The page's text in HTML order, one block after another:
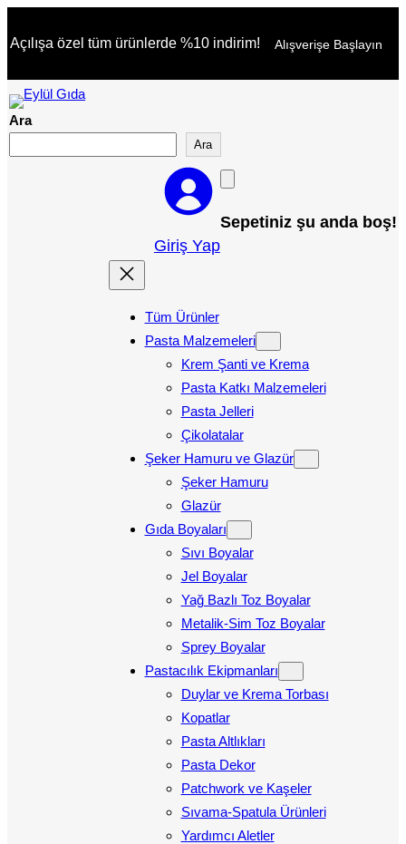
geç
Açılışa özel tüm ürünlerde %10 indirim! Alışverişe Başlayın
Ara
Ara
Giriş Yap
Sepetiniz şu anda boş!
Tüm Ürünler
Pasta Malzemeleri
Krem Şanti ve Krema
Pasta Katkı Malzemeleri
Pasta Jelleri
Çikolatalar
Şeker Hamuru ve Glazür
Şeker Hamuru
Glazür
Gıda Boyaları
Sıvı Boyalar
Jel Boyalar
Yağ Bazlı Toz Boyalar
Metalik-Sim Toz Boyalar
Sprey Boyalar
Pastacılık Ekipmanları
Duylar ve Krema Torbası
Kopatlar
Pasta Altlıkları
Pasta Dekor
Patchwork ve Kaşeler
Sıvama-Spatula Ürünleri
Yardımcı Aletler